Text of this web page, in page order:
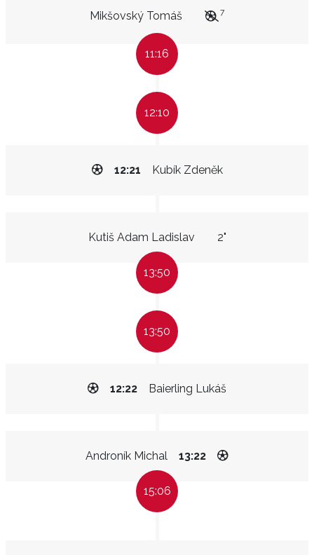
Mikšovský Tomáš 7
11:16
12:10
Kubík Zdeněk
12:21
Kutiš Adam Ladislav 2"
13:50
13:50
Baierling Lukáš
12:22
Androník Michal 13:22
15:06